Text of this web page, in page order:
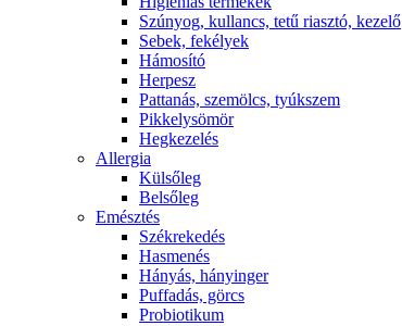
Szúnyog, kullancs, tetű riasztó, kezelő
Sebek, fekélyek
Hámosító
Herpesz
Pattanás, szemölcs, tyúkszem
Pikkelysömör
Hegkezelés
Allergia
Külsőleg
Belsőleg
Emésztés
Székrekedés
Hasmenés
Hányás, hányinger
Puffadás, görcs
Probiotikum